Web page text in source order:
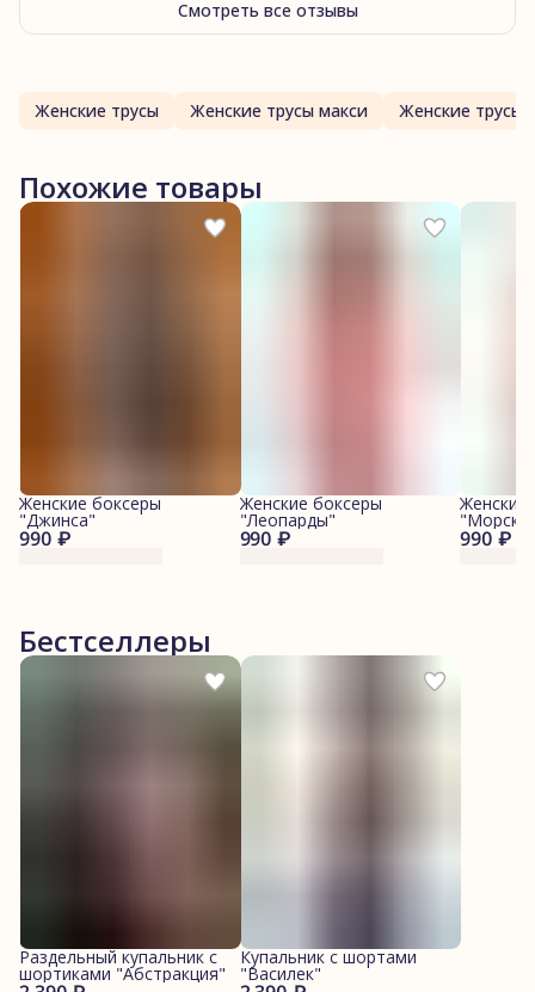
Смотреть все отзывы
Женские трусы Женские трусы макси Женские трусы
Похожие товары
990 ₽
Женские боксеры
"Джинса"
990 ₽
Женские боксеры
"Леопарды"
990 ₽
Женские
Бестселлеры
Раздельный купальник с
шортиками "Абстракция"
Купальник с шортами
"Василек"